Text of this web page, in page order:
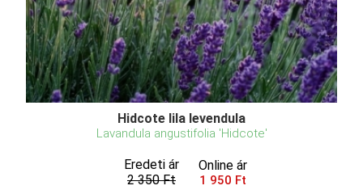
Hidcote lila levendula
Lavandula angustifolia 'Hidcote'
Eredeti ár
2 350 Ft
Online ár
1 950 Ft